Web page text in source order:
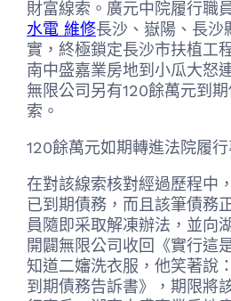
財富線索。廣元中院履行職
水電 維修長沙、嶽陽、長沙
實，終極鎖定長沙市扶植工
南中盛嘉業房地到小瓜大怒
無限公司另有120餘萬元到
索。
120餘萬元如期轉進法院履行
在對該線索核對經過歷程中
已到期債務，而且該筆債務
員隨即采取解凍辦法，並向
開闢無限公司收回《實行這
知道二嬸洗衣服，他笑著說
到期債務告訴書》，期限將